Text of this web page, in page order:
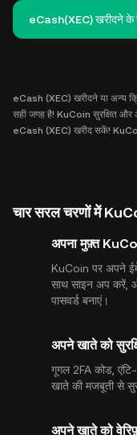
eCash(XEC) खरीदने के
eCash (XEC) खरीदने या अन्य
सही जगह है! KuCoin सुरक्षित
eCash (XEC) खरीद सकें!
चार सरल चरणों में
अपना मुफ़्त
KuCoin पर अपने
साथ साइन अप करें,
पासवर्ड बनाएं।
अपने खाते को
गूगल 2FA कोड,
खाते की मजबूती से
अपने खाते को